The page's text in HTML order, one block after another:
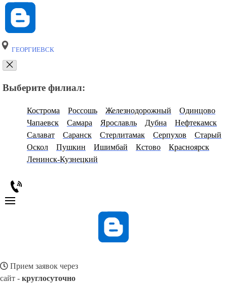
ГЕОРГИЕВСК
Выберите филиал:
Кострома Россошь Железнодорожный
Одинцово
Чапаевск
Самара Ярославль Дубна
Нефтекамск
Салават
Саранск Стерлитамак Серпухов
Старый
Оскол
Пушкин Ишимбай Кстово
Красноярск
Ленинск-Кузнецкий
Прием заявок через
сайт - круглосуточно